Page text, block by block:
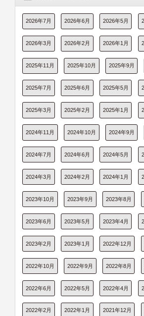
2026年7月 2026年6月 2026年5月
2026年3月 2026年2月 2026年1月
2025年11月 2025年10月 2025年9月
2025年7月 2025年6月 2025年5月
2025年3月 2025年2月 2025年1月
2024年11月 2024年10月 2024年9月
2024年7月 2024年6月 2024年5月
2024年3月 2024年2月 2024年1月
2023年10月 2023年9月 2023年8月
2023年6月 2023年5月 2023年4月
2023年2月 2023年1月 2022年12月
2022年10月 2022年9月 2022年8月
2022年6月 2022年5月 2022年4月
2022年2月 2022年1月 2021年12月